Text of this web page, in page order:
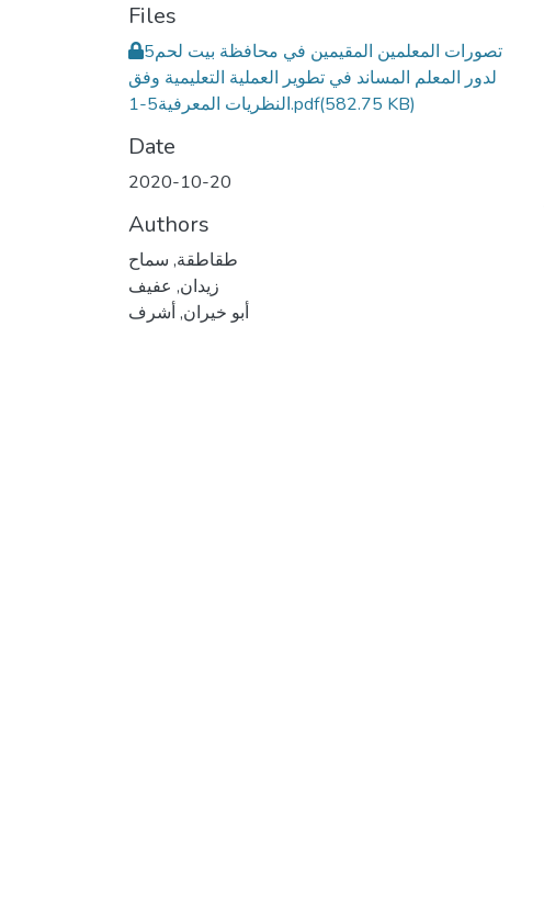
Files
5تصورات المعلمين المقيمين في محافظة بيت لحم
لدور المعلم المساند في تطوير العملية التعليمية وفق
النظريات المعرفية5-1.pdf(582.75 KB)
Date
2020-10-20
Authors
طقاطقة, سماح
زيدان, عفيف
أبو خيران, أشرف